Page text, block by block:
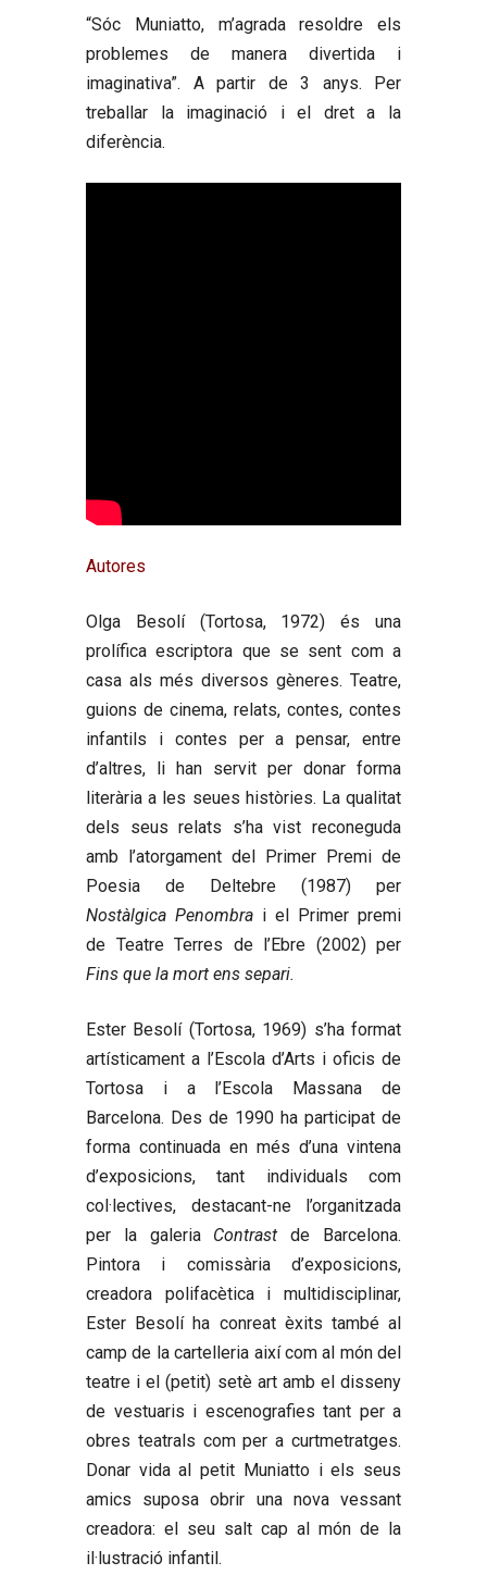
“Sóc Muniatto, m’agrada resoldre els
problemes de manera divertida i
imaginativa”. A partir de 3 anys. Per
treballar la imaginació i el dret a la
diferència.
Autores
Olga Besolí(Tortosa, 1972) és una
prolífica escriptora que se sent com a
casa als més diversos gèneres. Teatre,
guions de cinema, relats, contes, contes
infantils i contes per a pensar, entre
d’altres, li han servit per donar forma
literària a les seues històries. La qualitat
dels seus relats s’ha vist reconeguda
amb l’atorgament del Primer Premi de
Poesia de Deltebre (1987) per
Nostàlgica Penombra i el Primer premi
de Teatre Terres de l’Ebre (2002) per
Fins que la mort ens separi.
Ester Besolí(Tortosa, 1969) s’ha format
artísticament a l’Escola d’Arts i oficis de
Tortosa i a l’Escola Massana de
Barcelona. Des de 1990 ha participat de
forma continuada en més d’una vintena
d’exposicions, tant individuals com
col·lectives, destacant-ne l’organitzada
per la galeria Contrast de Barcelona.
Pintora i comissària d’exposicions,
creadora polifacètica i multidisciplinar,
Ester Besolí ha conreat èxits també al
camp de la cartelleria així com al món del
teatre i el (petit) setè art amb el disseny
de vestuaris i escenografies tant per a
obres teatrals com per a curtmetratges.
Donar vida al petit Muniatto i els seus
amics suposa obrir una nova vessant
creadora: el seu salt cap al món de la
il·lustració infantil.